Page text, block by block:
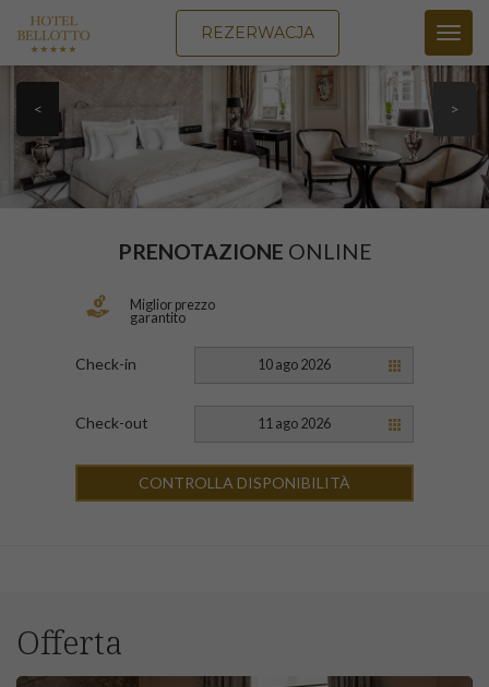
REZERWACJA
< >
PRENOTAZIONE ONLINE
Miglior prezzo
garantito
Check-in 10 ago 2026
Check-out 11 ago 2026
CONTROLLA DISPONIBILITÀ
Offerta